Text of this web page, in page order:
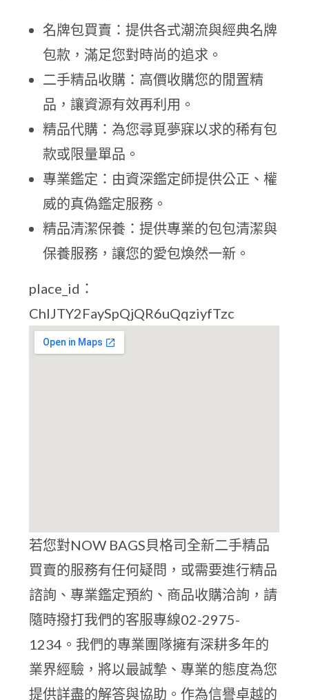
名牌包買賣：提供各式潮流與經典名牌
包款，滿足您對時尚的追求。
二手精品收購：高價收購您的閒置精
品，讓資源有效再利用。
精品代購：為您尋覓夢寐以求的稀有包
款或限量單品。
專業鑑定：由資深鑑定師提供公正、權
威的真偽鑑定服務。
精品清潔保養：提供專業的包包清潔與
保養服務，讓您的愛包煥然一新。
place_id：
ChIJTY2FaySpQjQR6uQqziyfTzc
若您對NOW BAGS貝格司全新二手精品
買賣的服務有任何疑問，或需要進行精品
諮詢、專業鑑定預約、商品收購洽詢，請
隨時撥打我們的客服專線02-2975-
1234。我們的專業團隊擁有深耕多年的
業界經驗，將以最誠摯、專業的態度為您
提供詳盡的解答與協助。作為信譽卓越的